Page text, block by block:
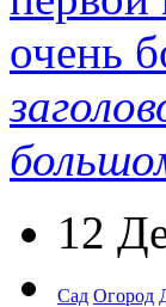
12
Сад Огород